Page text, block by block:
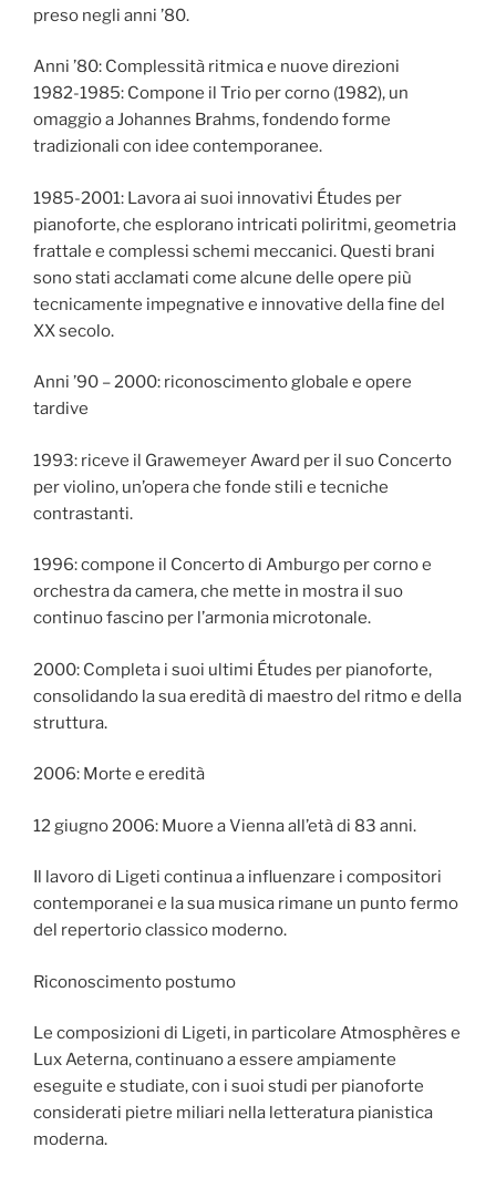
preso negli anni ’80.
Anni ’80: Complessità ritmica e nuove direzioni
1982-1985: Compone il Trio per corno (1982), un
omaggio a Johannes Brahms, fondendo forme
tradizionali con idee contemporanee.
1985-2001: Lavora ai suoi innovativi Études per
pianoforte, che esplorano intricati poliritmi, geometria
frattale e complessi schemi meccanici. Questi brani
sono stati acclamati come alcune delle opere più
tecnicamente impegnative e innovative della fine del
XX secolo.
Anni ’90 – 2000: riconoscimento globale e opere
tardive
1993: riceve il Grawemeyer Award per il suo Concerto
per violino, un’opera che fonde stili e tecniche
contrastanti.
1996: compone il Concerto di Amburgo per corno e
orchestra da camera, che mette in mostra il suo
continuo fascino per l’armonia microtonale.
2000: Completa i suoi ultimi Études per pianoforte,
consolidando la sua eredità di maestro del ritmo e della
struttura.
2006: Morte e eredità
12 giugno 2006: Muore a Vienna all’età di 83 anni.
Il lavoro di Ligeti continua a influenzare i compositori
contemporanei e la sua musica rimane un punto fermo
del repertorio classico moderno.
Riconoscimento postumo
Le composizioni di Ligeti, in particolare Atmosphères e
Lux Aeterna, continuano a essere ampiamente
eseguite e studiate, con i suoi studi per pianoforte
considerati pietre miliari nella letteratura pianistica
moderna.